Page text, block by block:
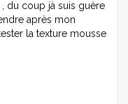
, du coup jà suis guère
après mon
la texture mousse